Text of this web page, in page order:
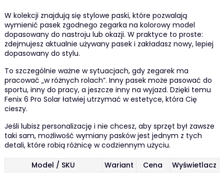
W kolekcji znajdują się stylowe paski, które pozwalają
wymienić pasek zgodnego zegarka na kolorowy model
dopasowany do nastroju lub okazji. W praktyce to proste:
zdejmujesz aktualnie używany pasek i zakładasz nowy, lepiej
dopasowany do stylu.
To szczególnie ważne w sytuacjach, gdy zegarek ma
pracować „w różnych rolach”. Inny pasek może pasować do
sportu, inny do pracy, a jeszcze inny na wyjazd. Dzięki temu
Fenix 6 Pro Solar łatwiej utrzymać w estetyce, która Cię
cieszy.
Jeśli lubisz personalizację i nie chcesz, aby sprzęt był zawsze
taki sam, możliwość wymiany pasków jest jednym z tych
detali, które robią różnicę w codziennym użyciu.
Model / SKU
Wariant Cena
Wyświetlacz